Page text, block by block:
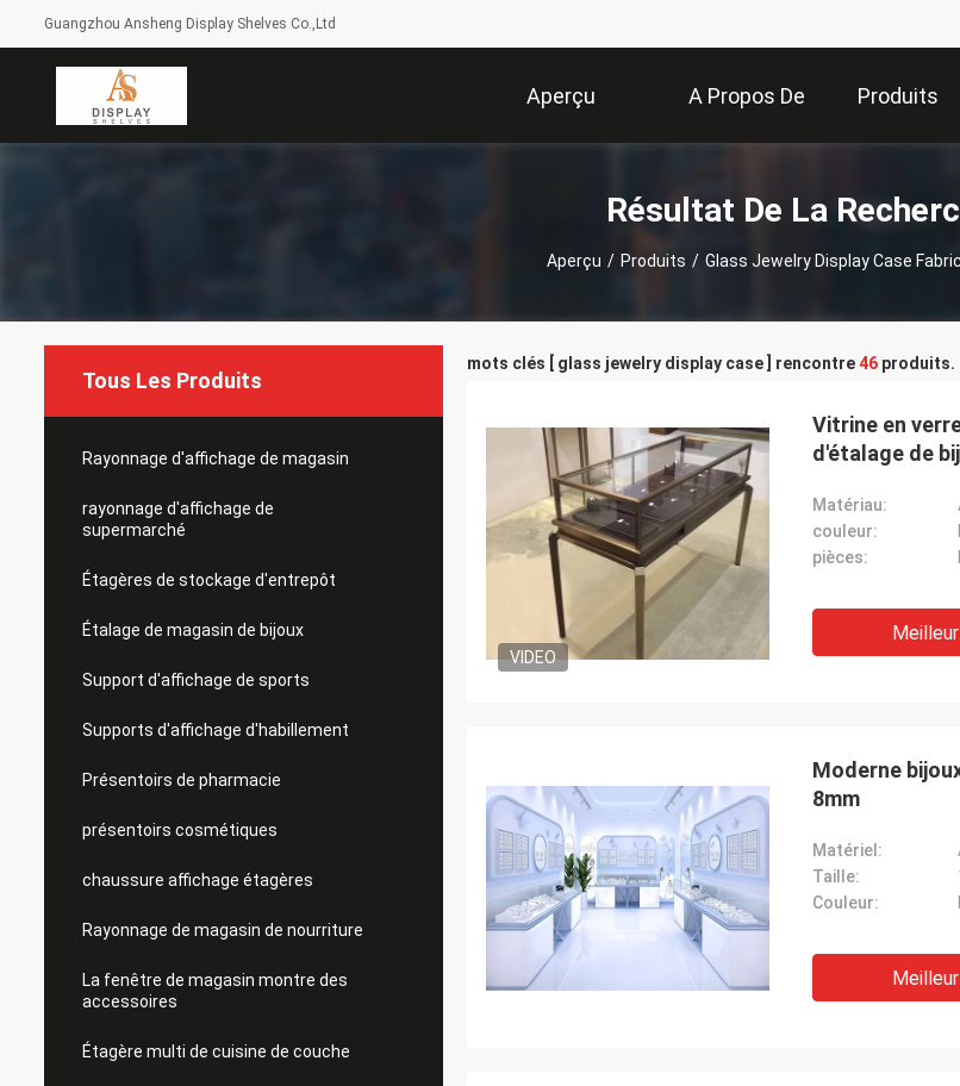
Guangzhou Ansheng Display Shelves Co.,Ltd
Aperçu A Propos De
Nous
Produits
Résultat De La
Aperçu / Produits / Glass Jewelry Display Case
Tous Les Produits
Rayonnage d'affichage de magasin
rayonnage d'affichage de
supermarché
Étagères de stockage d'entrepôt
Étalage de magasin de bijoux
Support d'affichage de sports
Supports d'affichage d'habillement
Présentoirs de pharmacie
présentoirs cosmétiques
chaussure affichage étagères
Rayonnage de magasin de nourriture
La fenêtre de magasin montre des
accessoires
Étagère multi de cuisine de couche
mots clés [ glass jewelry display case ] rencontre46 produits.
VIDEO
Vitrine en
d'étalage de
Matériau:
couleur:
pièces:
Moderne
8mm
Matériel:
Taille:
Couleur: